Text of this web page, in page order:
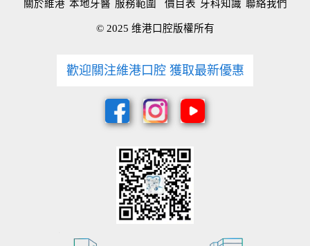
關於維港 本地牙醫 服務範圍 價目表 牙科知識 聯絡我們
© 2025 维港口腔版權所有
歡迎關注維港口腔 獲取最新優惠